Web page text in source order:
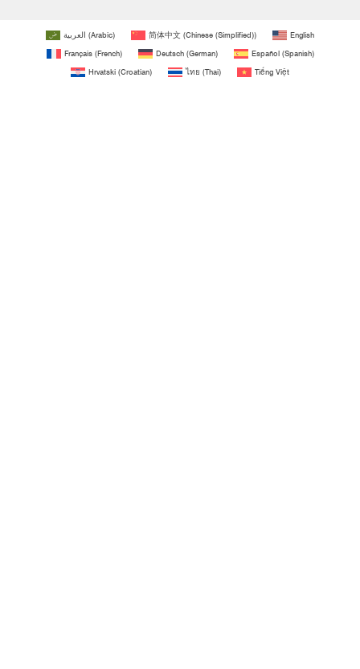
العربية (Arabic) 简体中文 (Chinese (Simplified))
English
Français(French) Deutsch(German) Español(Spanish)
Hrvatski (Croatian) ไทย (Thai) Tiếng Việt